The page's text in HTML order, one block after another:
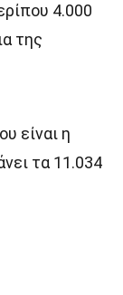
4.000
της
είναι η
τα 11.034